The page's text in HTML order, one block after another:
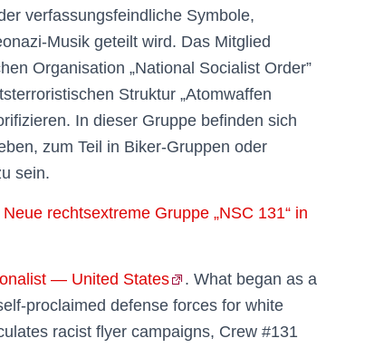
verfassungsfeindliche Symbole,
Musik geteilt wird. Das Mitglied
Organisation „National Socialist Order”
Struktur „Atomwaffen
In dieser Gruppe befinden sich
zum Teil in Biker-Gruppen oder
sein.
rechtsextreme Gruppe „NSC 131“ in
— United States
. What began as a
proclaimed defense forces for white
racist flyer campaigns, Crew #131